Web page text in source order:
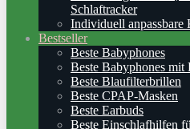
Schlaftracker
Individuell anpassbare
Bestseller
Beste Babyphones
Beste Babyphones mit
Beste Blaufilterbrillen
Beste CPAP-Masken
Beste Earbuds
Beste Einschlafhilfen